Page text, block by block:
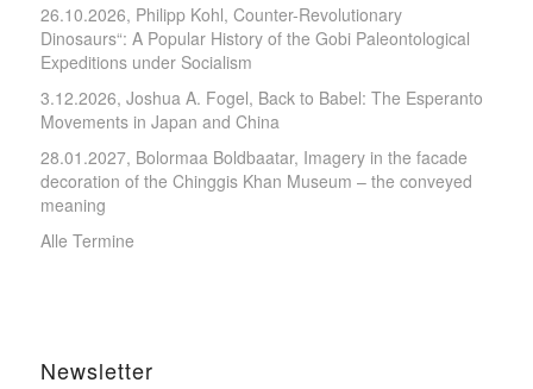
26.10.2026, Philipp Kohl, Counter-Revolutionary
Dinosaurs“: A Popular History of the Gobi Paleontological
Expeditions under Socialism
3.12.2026, Joshua A. Fogel, Back to Babel: The Esperanto
Movements in Japan and China
28.01.2027, Bolormaa Boldbaatar, Imagery in the facade
decoration of the Chinggis Khan Museum – the conveyed
meaning
Alle Termine
Newsletter